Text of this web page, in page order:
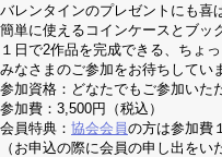
バレンタインのプレゼントにも喜
簡単に使えるコインケースとブッ
１日で2作品を完成できる、ちょ
みなさまのご参加をお待ちしてい
参加資格：どなたでもご参加いた
参加費：3,500円（税込）
会員特典： 協会会員の方は参加費
（お申込の際に会員の申し出をい